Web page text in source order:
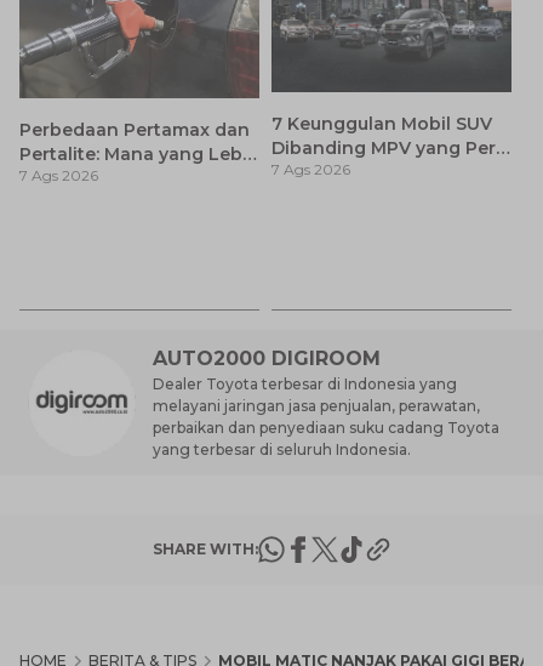
Perbedaan Pertamax dan
Pertalite: Mana yang Lebih
Baik untuk Mobil Toyota
7 Ags 2026
7 Keunggulan Mobil SUV
Dibanding MPV yang Perlu
Anda Ketahui
7 Ags 2026
AUTO2000 DIGIROOM
Dealer Toyota terbesar di Indonesia yang
melayani jaringan jasa penjualan, perawatan,
perbaikan dan penyediaan suku cadang Toyota
yang terbesar di seluruh Indonesia.
SHARE WITH:
HOME BERITA & TIPS MOBIL MATIC NANJAK PAKAI GIGI